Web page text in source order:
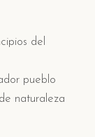
del
pueblo
naturaleza